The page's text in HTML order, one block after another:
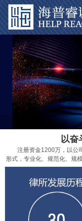
以奋
注册资金1200万，以公
形式，专业化、规范化、规